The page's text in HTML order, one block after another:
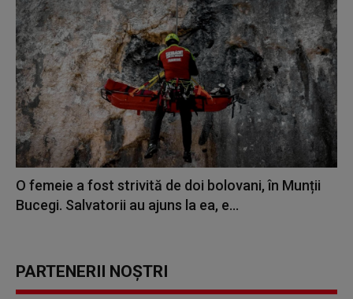
O femeie a fost strivită de doi bolovani, în Munții
Bucegi. Salvatorii au ajuns la ea, e...
PARTENERII NOȘTRI